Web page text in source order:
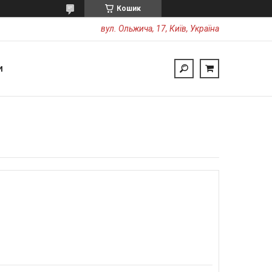
Кошик
вул. Ольжича, 17, Київ, Україна